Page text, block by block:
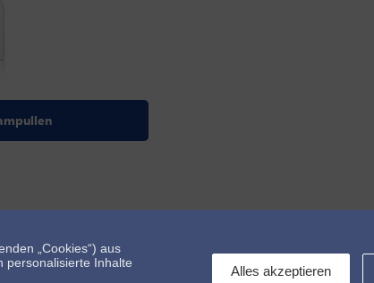
„Cookies“) aus
personalisierte Inhalte
Alles akzeptieren